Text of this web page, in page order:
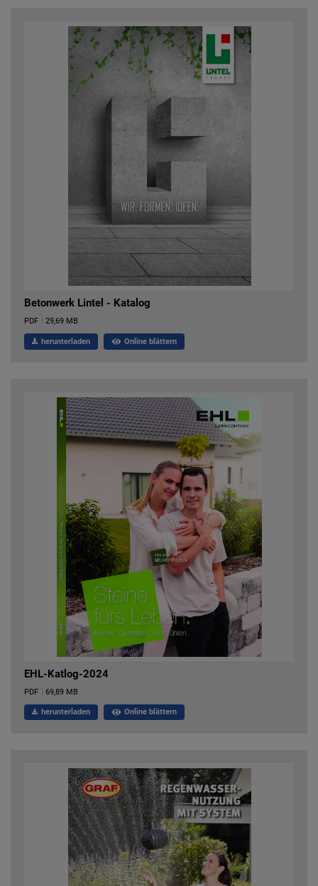
Betonwerk Lintel - Katalog
PDF 29,69 MB
herunterladen Online blättern
EHL-Katlog-2024
PDF | 69,89 MB
herunterladen Online blättern